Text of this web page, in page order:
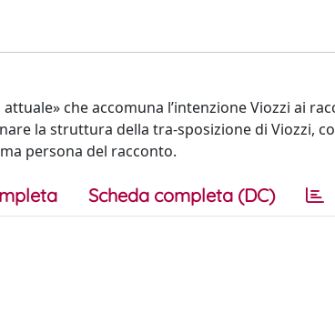
che accomuna l’intenzione Viozzi ai
la struttura della tra-sposizione di Viozzi,
persona del racconto.
Scheda completa (DC)